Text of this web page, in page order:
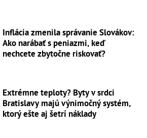
Inflácia zmenila správanie Slovákov:
Ako narábať s peniazmi, keď
nechcete zbytočne riskovať?
Extrémne teploty? Byty v srdci
Bratislavy majú výnimočný systém,
ktorý ešte aj šetrí náklady